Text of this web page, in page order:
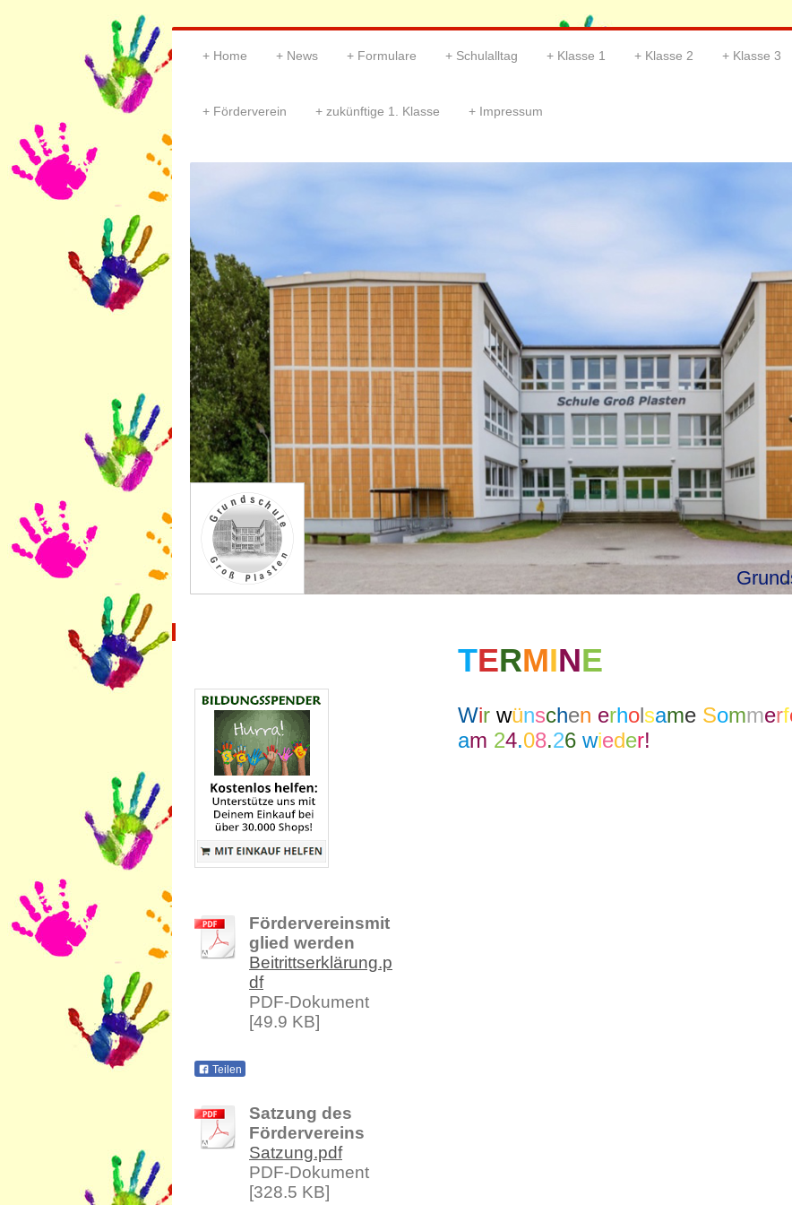
Home News Formulare Schulalltag Klasse 1 Klasse 2 Klasse 3
Förderverein zukünftige 1. Klasse Impressum
TERMINE
Wir wünschen erholsame Sommerf
am 24.08.26 wieder!
Fördervereinsmit
glied werden
Beitrittserklärung.p
df
PDF-Dokument
[49.9 KB]
Teilen
Satzung des
Fördervereins
Satzung.pdf
PDF-Dokument
[328.5 KB]